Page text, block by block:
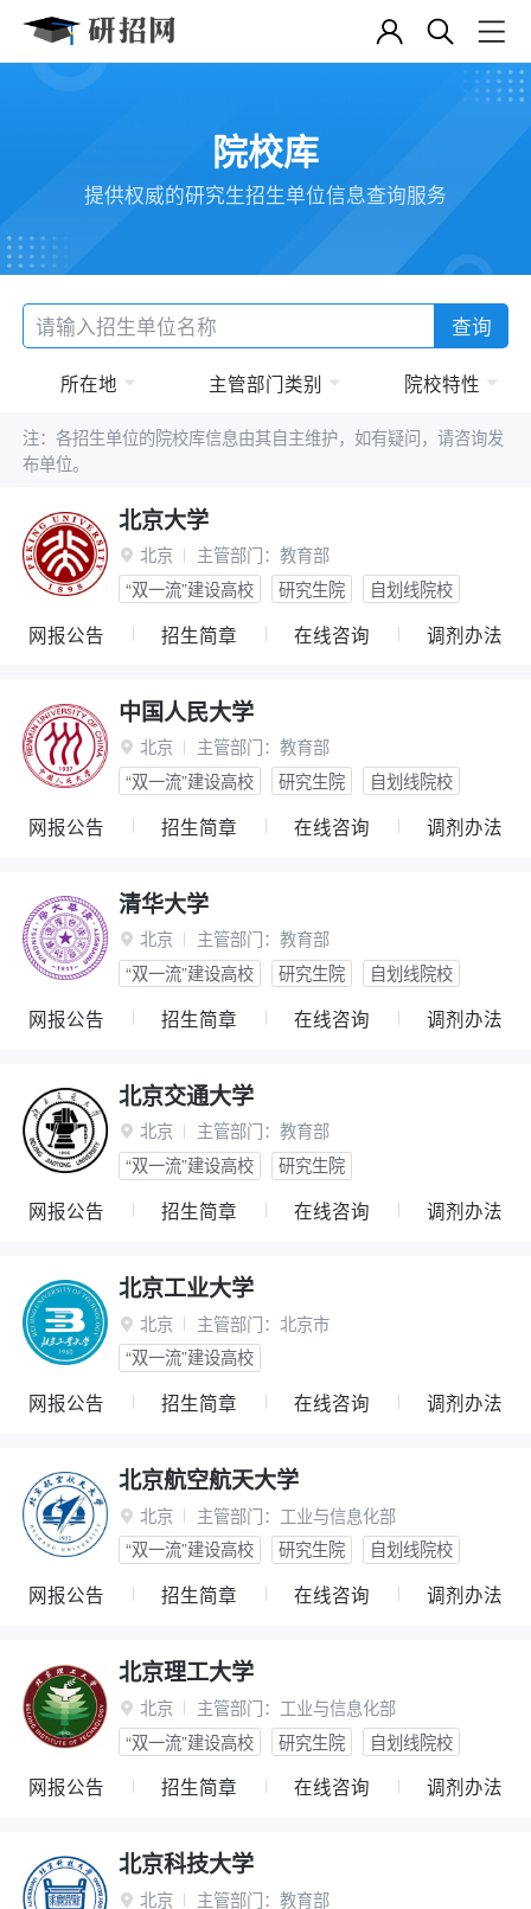
院校库
提供权威的研究生招生单位信息查询服务
查询
所在地 主管部门类别 院校特性
注：各招生单位的院校库信息由其自主维护，如有疑问，请咨询发
布单位。
北京大学
 北京 主管部门： 教育部
“双一流”建设高校
研究生院 自划线院校
网报公告 招生简章 在线咨询 调剂办法
中国人民大学
 北京 主管部门： 教育部
“双一流”建设高校
研究生院 自划线院校
网报公告 招生简章 在线咨询 调剂办法
清华大学
 北京 主管部门： 教育部
“双一流”建设高校
研究生院 自划线院校
网报公告 招生简章 在线咨询 调剂办法
北京交通大学
 北京 主管部门： 教育部
“双一流”建设高校
研究生院
网报公告 招生简章 在线咨询 调剂办法
北京工业大学
 北京 主管部门： 北京市
“双一流”建设高校
网报公告 招生简章 在线咨询 调剂办法
北京航空航天大学
 北京 主管部门： 工业与信息化部
“双一流”建设高校
研究生院 自划线院校
网报公告 招生简章 在线咨询 调剂办法
北京理工大学
 北京 主管部门： 工业与信息化部
“双一流”建设高校
研究生院 自划线院校
网报公告 招生简章 在线咨询 调剂办法
北京科技大学
 北京 主管部门： 教育部